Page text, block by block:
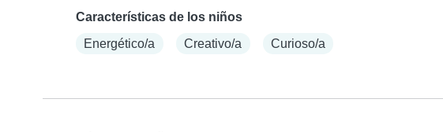
Características de los niños
Energético/a
Creativo/a Curioso/a